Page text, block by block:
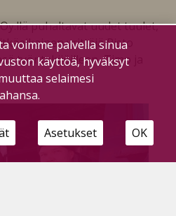
puhaltavat uudet tuulet,
yrittäjä Risto
työntekijöilleen, Timo ja
voimme palvella sinua
käyttöä, hyväksyt
selaimesi
Asetukset OK